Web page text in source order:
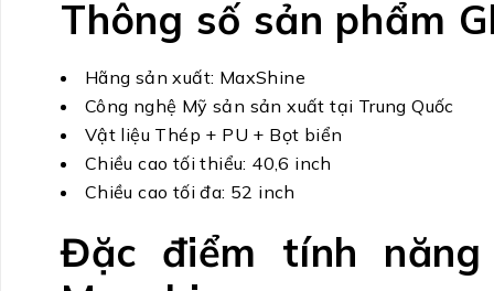
Thông số sản phẩm
Hãng sản xuất: MaxShine
Công nghệ Mỹ sản sản xuất tại Trung Quốc
Vật liệu Thép + PU + Bọt biển
Chiều cao tối thiểu: 40,6 inch
Chiều cao tối đa: 52 inch
Đặc điểm tính